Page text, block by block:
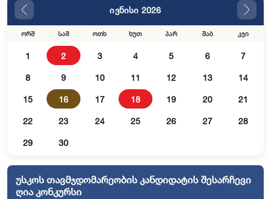
ივნისი 2026
ორშ სამ ოთხ ხუთ პარ შაბ კვი
1 2 3 4 5 6 7
8 9 10 11 12 13 14
15 16 17 18 19 20 21
22 23 24 25 26 27 28
29 30
უსკოს თავმჯდომარეობის კანდიდატის შესარჩევი
ღია კონკურსი